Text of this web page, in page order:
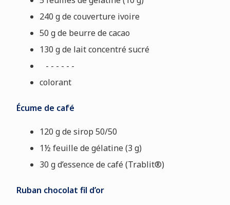
240 g de couverture ivoire
50 g de beurre de cacao
130 g de lait concentré sucré
- - - - - -
colorant
Écume de café
120 g de sirop 50/50
1½ feuille de gélatine (3 g)
30 g d’essence de café (Trablit®)
Ruban chocolat fil d’or